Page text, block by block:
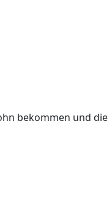
bekommen und die